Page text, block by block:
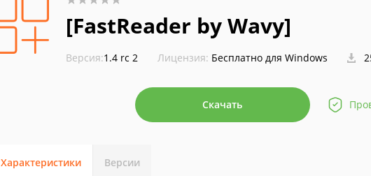
[FastReader by Wavy]
Версия:1.4 rc 2 Лицензия: Бесплатно для Windows
Скачать
Характеристики Версии